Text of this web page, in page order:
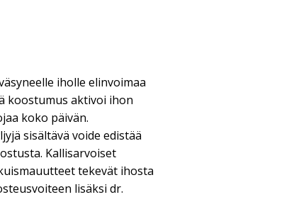
iholle elinvoimaa
koostumus aktivoi ihon
koko päivän.
sisältävä voide edistää
Kallisarvoiset
tekevät ihosta
lisäksi dr.